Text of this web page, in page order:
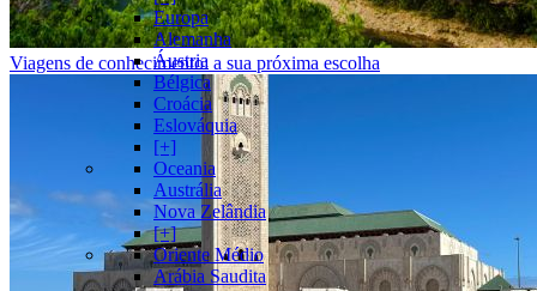
Europa
Alemanha
Áustria
Bélgica
Croácia
Eslováquia
[+]
Oceania
Austrália
Nova Zelândia
[+]
Oriente Médio
Arábia Saudita
Viagens de conhecimento: a sua próxima escolha